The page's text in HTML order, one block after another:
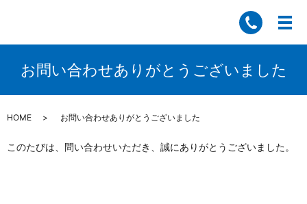
お問い合わせありがとうございました
HOME お問い合わせありがとうございました
このたびは、問い合わせいただき、誠にありがとうございました。